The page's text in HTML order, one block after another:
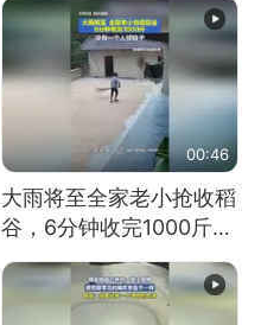
00:46
大雨将至全家老小抢收稻
谷，6分钟收完1000斤，
没有一个人掉链子